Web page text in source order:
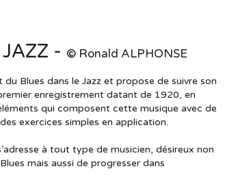
- © Ronald ALPHONSE
Blues dans le Jazz et propose de suivre son
enregistrement datant de 1920, en
qui composent cette musique avec de
exercices simples en application.
à tout type de musicien, désireux non
mais aussi de progresser dans